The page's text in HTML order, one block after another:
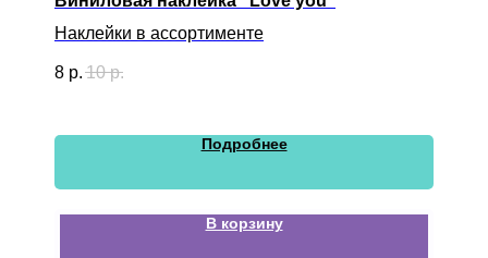
Наклейки в ассортименте
8 р. 10 р.
Подробнее
В корзину